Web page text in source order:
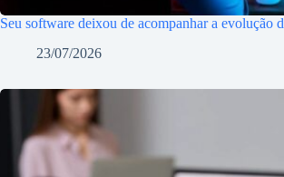
Seu software deixou de acompanhar a evolução
23/07/2026